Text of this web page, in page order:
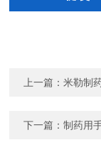
上一篇：米勒制
下一篇：制药用